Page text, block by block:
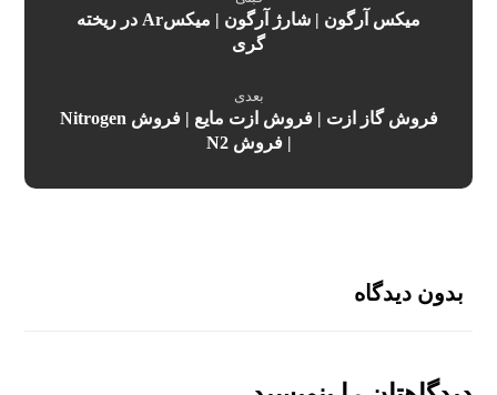
میکس آرگون | شارژ آرگون | میکسAr در ریخته
گری
بعدی
فروش گاز ازت | فروش ازت مایع | فروش Nitrogen
| فروش N2
بدون دیدگاه